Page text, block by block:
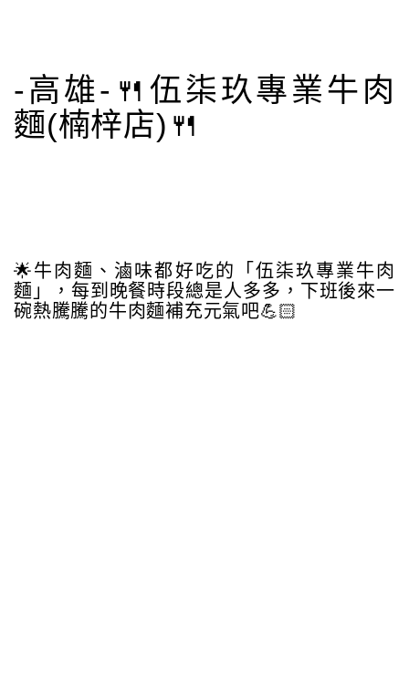
-高雄-🍴伍柒玖專業牛肉
麵(楠梓店)🍴
🌟牛肉麵、滷味都好吃的「伍柒玖專業牛肉
麵」，每到晚餐時段總是人多多，下班後來一
碗熱騰騰的牛肉麵補充元氣吧💪🏻